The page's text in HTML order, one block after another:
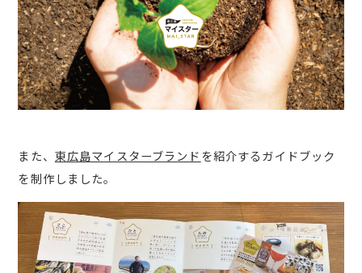
また、 東広島マイスターブランド を紹介するガイドブック
を制作しました。